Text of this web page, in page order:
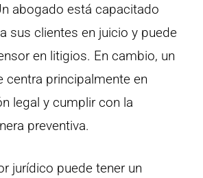
abogado está capacitado
sus clientes en juicio y puede
en litigios. En cambio, un
centra principalmente en
legal y cumplir con la
preventiva.
jurídico puede tener un